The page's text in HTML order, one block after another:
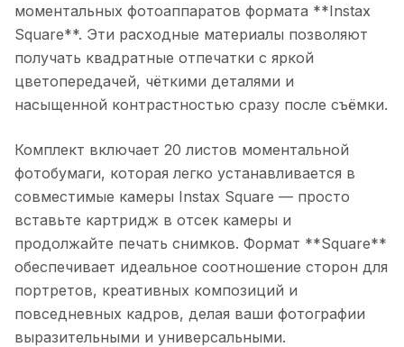
моментальных фотоаппаратов формата **Instax
Square**. Эти расходные материалы позволяют
получать квадратные отпечатки с яркой
цветопередачей, чёткими деталями и
насыщенной контрастностью сразу после съёмки.
Комплект включает 20 листов моментальной
фотобумаги, которая легко устанавливается в
совместимые камеры Instax Square — просто
вставьте картридж в отсек камеры и
продолжайте печать снимков. Формат **Square**
обеспечивает идеальное соотношение сторон для
портретов, креативных композиций и
повседневных кадров, делая ваши фотографии
выразительными и универсальными.